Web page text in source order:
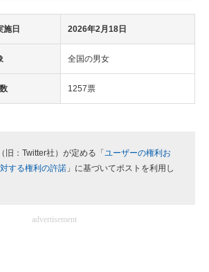
施日 2026年2月18日
全国の男女
1257票
旧：Twitter社）が定める「 ユーザーの権利お
する権利の許諾 」に基づいてポストを利用し
advertisement